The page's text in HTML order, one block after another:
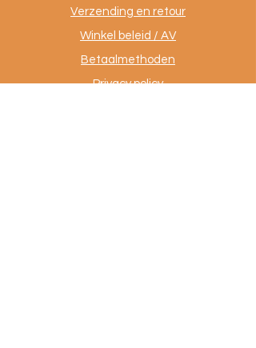
Verzending en retour
Winkel beleid / AV
Betaalmethoden
Privacy policy